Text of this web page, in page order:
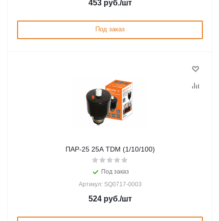
453руб./шт
Под заказ
ПАР-25 25А TDM (1/10/100)
Под заказ
Артикул: SQ0717-0003
524руб./шт